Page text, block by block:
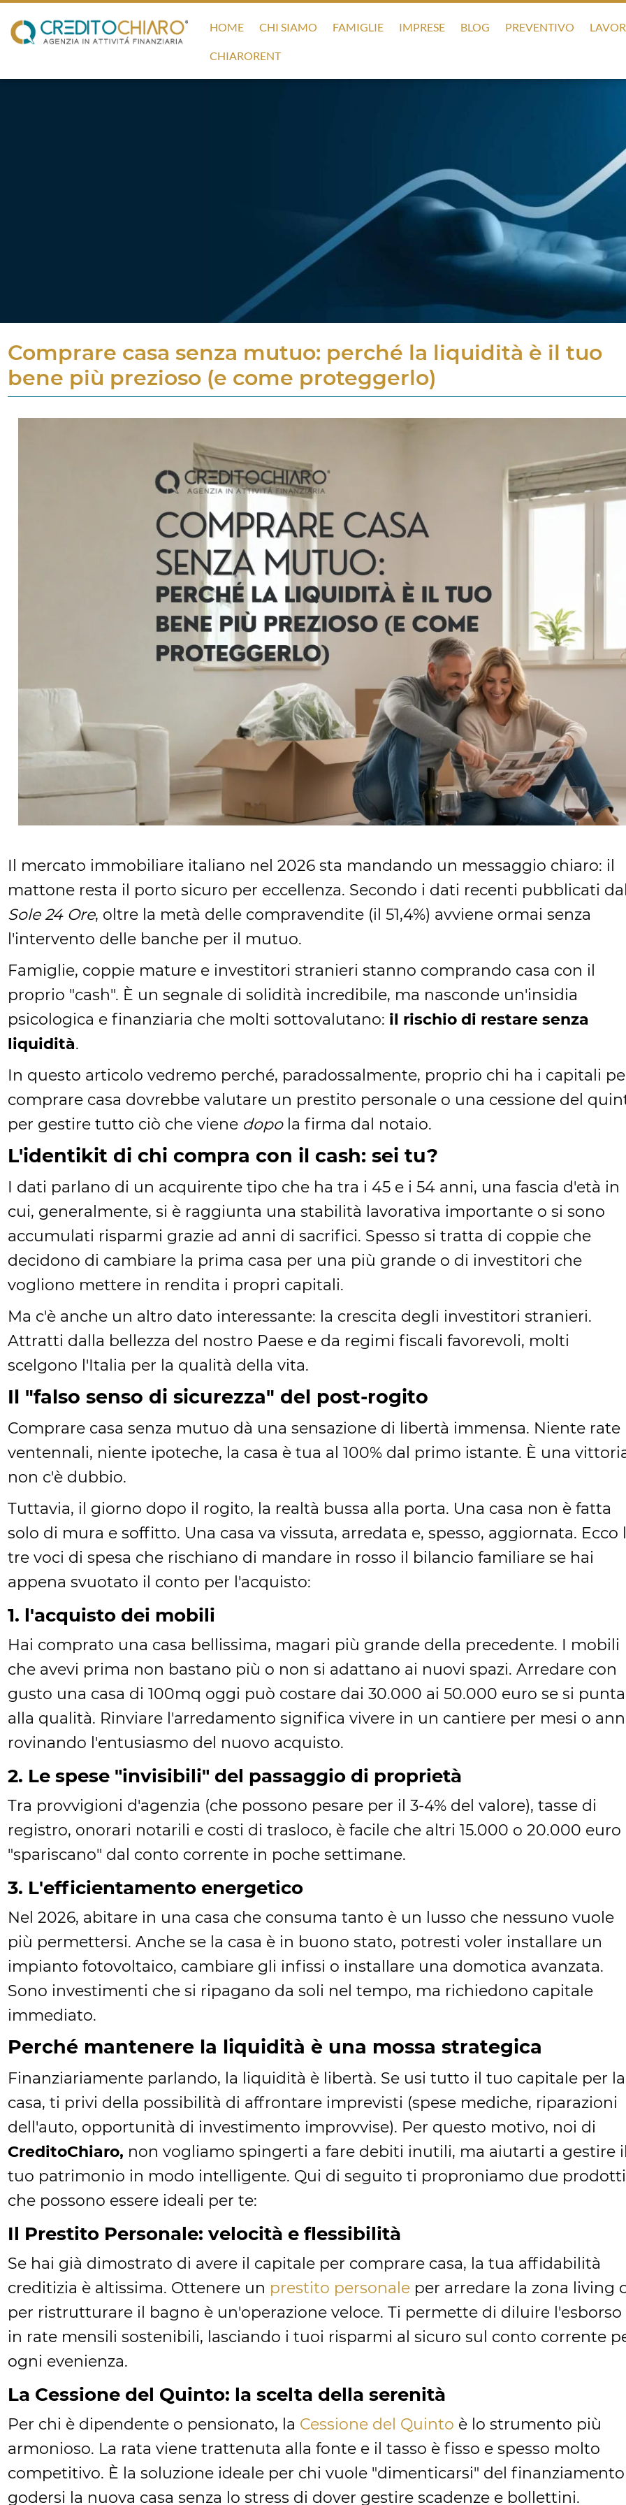
HOME CHI SIAMO FAMIGLIE IMPRESE BLOG PREVENTIVO
CHIARORENT
Comprare casa senza mutuo: perché la liquidità è il tuo
bene più prezioso (e come proteggerlo)
Il mercato immobiliare italiano nel 2026 sta mandando un messaggio chiaro: il
mattone resta il porto sicuro per eccellenza. Secondo i dati recenti pubblicati
Sole 24 Ore, oltre la metà delle compravendite (il 51,4%) avviene ormai senza
l'intervento delle banche per il mutuo.
Famiglie, coppie mature e investitori stranieri stanno comprando casa con il
proprio "cash". È un segnale di solidità incredibile, ma nasconde un'insidia
psicologica e finanziaria che molti sottovalutano: il rischio di restare senza
liquidità.
In questo articolo vedremo perché, paradossalmente, proprio chi ha i capitali
comprare casa dovrebbe valutare un prestito personale o una cessione del
per gestire tutto ciò che viene dopola firma dal notaio.
L'identikit di chi compra con il cash: sei tu?
I dati parlano di un acquirente tipo che ha tra i 45 e i 54 anni, una fascia d'età in
cui, generalmente, si è raggiunta una stabilità lavorativa importante o si sono
accumulati risparmi grazie ad anni di sacrifici. Spesso si tratta di coppie che
decidono di cambiare la prima casa per una più grande o di investitori che
vogliono mettere in rendita i propri capitali.
Ma c'è anche un altro dato interessante: la crescita degli investitori stranieri.
Attratti dalla bellezza del nostro Paese e da regimi fiscali favorevoli, molti
scelgono l'Italia per la qualità della vita.
Il "falso senso di sicurezza" del post-rogito
Comprare casa senza mutuo dà una sensazione di libertà immensa. Niente rate
ventennali, niente ipoteche, la casa è tua al 100% dal primo istante. È una
non c'è dubbio.
Tuttavia, il giorno dopo il rogito, la realtà bussa alla porta. Una casa non è fatta
solo di mura e soffitto. Una casa va vissuta, arredata e, spesso, aggiornata. Ecco
tre voci di spesa che rischiano di mandare in rosso il bilancio familiare se hai
appena svuotato il conto per l'acquisto:
1. l'acquisto dei mobili
Hai comprato una casa bellissima, magari più grande della precedente. I mobili
che avevi prima non bastano più o non si adattano ai nuovi spazi. Arredare con
gusto una casa di 100mq oggi può costare dai 30.000 ai 50.000 euro se si punta
alla qualità. Rinviare l'arredamento significa vivere in un cantiere per mesi o
rovinando l'entusiasmo del nuovo acquisto.
2. Le spese "invisibili" del passaggio di proprietà
Tra provvigioni d'agenzia (che possono pesare per il 3-4% del valore), tasse di
registro, onorari notarili e costi di trasloco, è facile che altri 15.000 o 20.000 euro
"spariscano" dal conto corrente in poche settimane.
3. L'efficientamento energetico
Nel 2026, abitare in una casa che consuma tanto è un lusso che nessuno vuole
più permettersi. Anche se la casa è in buono stato, potresti voler installare un
impianto fotovoltaico, cambiare gli infissi o installare una domotica avanzata.
Sono investimenti che si ripagano da soli nel tempo, ma richiedono capitale
immediato.
Perché mantenere la liquidità è una mossa strategica
Finanziariamente parlando, la liquidità è libertà. Se usi tutto il tuo capitale per la
casa, ti privi della possibilità di affrontare imprevisti (spese mediche, riparazioni
dell'auto, opportunità di investimento improvvise). Per questo motivo, noi di
CreditoChiaro, non vogliamo spingerti a fare debiti inutili, ma aiutarti a gestire
tuo patrimonio in modo intelligente. Qui di seguito ti proproniamo due prodotti
che possono essere ideali per te:
Il Prestito Personale: velocità e flessibilità
Se hai già dimostrato di avere il capitale per comprare casa, la tua affidabilità
creditizia è altissima. Ottenere un prestito personale per arredare la zona living
per ristrutturare il bagno è un'operazione veloce. Ti permette di diluire l'esborso
in rate mensili sostenibili, lasciando i tuoi risparmi al sicuro sul conto corrente
ogni evenienza.
La Cessione del Quinto: la scelta della serenità
Per chi è dipendente o pensionato, la Cessione del Quinto è lo strumento più
armonioso. La rata viene trattenuta alla fonte e il tasso è fisso e spesso molto
competitivo. È la soluzione ideale per chi vuole "dimenticarsi" del
godersi la nuova casa senza lo stress di dover gestire scadenze e bollettini.